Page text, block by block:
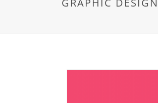
GRAPHIC DESIGN